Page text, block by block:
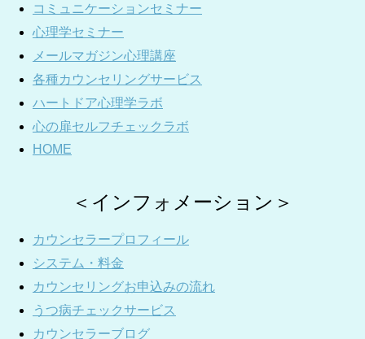
コミュニケーションセミナー
心理学セミナー
メールマガジン心理講座
各種カウンセリングサービス
ハートドア心理学ラボ
心の扉セルフチェックラボ
HOME
＜インフォメーション＞
カウンセラープロフィール
システム・料金
カウンセリングお申込みの流れ
うつ病チェックサービス
カウンセラーブログ